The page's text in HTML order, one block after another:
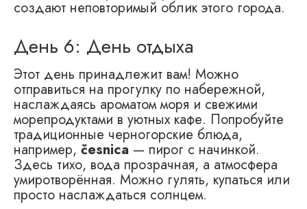
создают неповторимый облик этого города.
День 6: День отдыха
Этот день принадлежит вам! Можно
отправиться на прогулку по набережной,
наслаждаясь ароматом моря и свежими
морепродуктами в уютных кафе. Попробуйте
традиционные черногорские блюда,
например, česnica — пирог с начинкой.
Здесь тихо, вода прозрачная, а атмосфера
умиротворённая. Можно гулять, купаться или
просто наслаждаться солнцем.